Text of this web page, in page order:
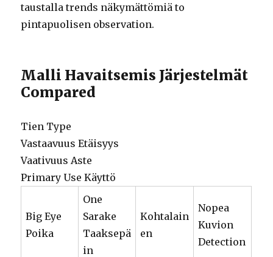
taustalla trends näkymättömiä to
pintapuolisen observation.
Malli Havaitsemis Järjestelmät
Compared
Tien Type
Vastaavuus Etäisyys
Vaativuus Aste
Primary Use Käyttö
Big Eye
Poika
One
Sarake
Taaksepä
in
Kohtalain
en
Nopea
Kuvion
Detection